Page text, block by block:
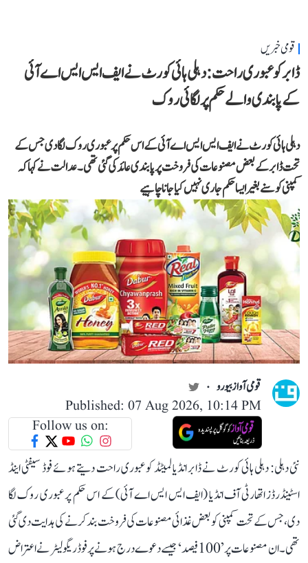
قومی خبریں
ڈابر کو عبوری راحت: دہلی ہائی کورٹ نے ایف ایس ایس اے آئی
کے پابندی والے حکم پر لگائی روک
دہلی ہائی کورٹ نے ایف ایس ایس اے آئی کے اس حکم پر عبوری روک لگا دی جس کے
تحت ڈابر کے بعض مصنوعات کی فروخت پر پابندی عائد کی گئی تھی۔ عدالت نے کہا کہ
کمپنی کو سنے بغیر ایسا حکم جاری نہیں کیا جانا چاہیے
قومی آواز بیورو
Published: 07 Aug 2026, 10:14 PM
Follow us on:
نئی دہلی: دہلی ہائی کورٹ نے ڈابر انڈیا لمیٹڈ کو عبوری راحت دیتے ہوئے فوڈ سیفٹی اینڈ
اسٹینڈرڈز اتھارٹی آف انڈیا (ایف ایس ایس اے آئی) کے اس حکم پر عبوری روک لگا
دی، جس کے تحت کمپنی کو بعض غذائی مصنوعات کی فروخت بند کرنے کی ہدایت دی گئی
تھی۔ ان مصنوعات پر ’100 فیصد‘ جیسے دعوے درج ہونے پر فوڈ ریگولیٹر نے اعتراض